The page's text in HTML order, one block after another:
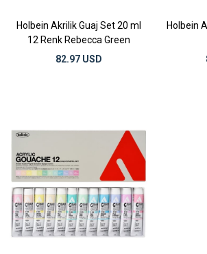
Holbein Akrilik Guaj Set 20 ml
12 Renk Rebecca Green
82.97 USD
Holbein